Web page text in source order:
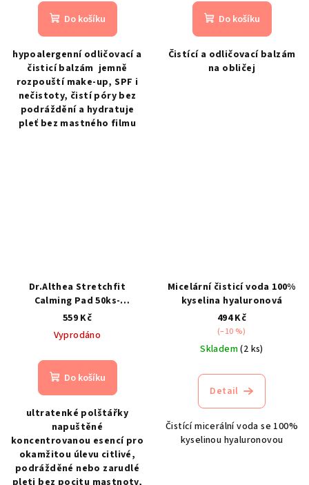
Do košíku
hypoalergenní odličovací a
čisticí balzám jemně
rozpouští make-up, SPF i
nečistoty, čistí póry bez
podráždění a hydratuje
pleť bez mastného filmu
Do košíku
Čistící a odličovací balzám
na obličej
Dr.Althea Stretchfit
Calming Pad 50ks-
zklidňující a hydratační
tonerové polštářky
559 Kč
Vyprodáno
Do košíku
ultratenké polštářky
napuštěné
koncentrovanou esencí pro
okamžitou úlevu citlivé,
podrážděné nebo zarudlé
pleti bez pocitu mastnoty,
Micelární čisticí voda 100%
kyselina hyaluronová
494 Kč
(–10 %)
Skladem(2 ks)
Detail
Čistící micerální voda se 100%
kyselinou hyaluronovou